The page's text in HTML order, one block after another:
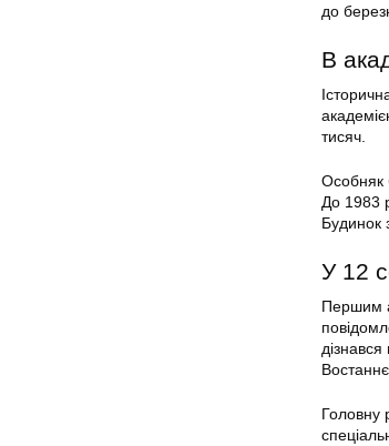
до
В
тисяч.
Особняк
До 1983
Будинок
У 12
Першим
Востаннє
Головну